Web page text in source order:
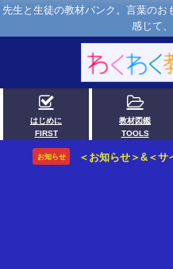
先生と生徒の教材バンク。言葉のお
感じて
はじめに
FIRST
教材図鑑
TOOLS
お知らせ ＜お知らせ＞&＜サ